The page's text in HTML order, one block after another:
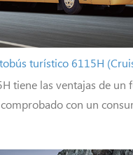
turístico 6115H
tiene las ventajas de un
con un